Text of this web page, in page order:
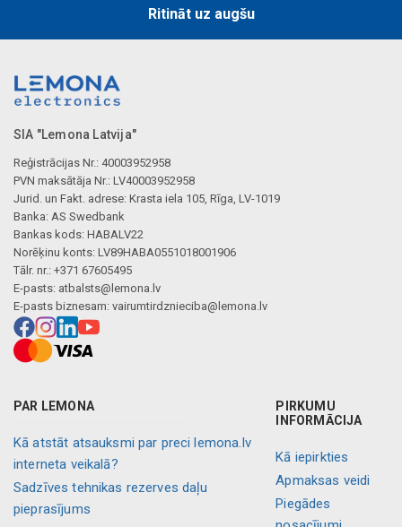
Ritināt uz augšu
SIA "Lemona Latvija"
Reģistrācijas Nr.: 40003952958
PVN maksātāja Nr.: LV40003952958
Jurid. un Fakt. adrese: Krasta iela 105, Rīga, LV-1019
Banka: AS Swedbank
Bankas kods: HABALV22
Norēķinu konts: LV89HABA0551018001906
Tālr. nr.: +371 67605495
E-pasts: atbalsts@lemona.lv
E-pasts biznesam: vairumtirdznieciba@lemona.lv
PAR LEMONA
Kā atstāt atsauksmi par preci lemona.lv
interneta veikalā?
Sadzīves tehnikas rezerves daļu
pieprasījums
PIRKUMU
INFORMĀCIJA
Kā iepirkties
Apmaksas veidi
Piegādes